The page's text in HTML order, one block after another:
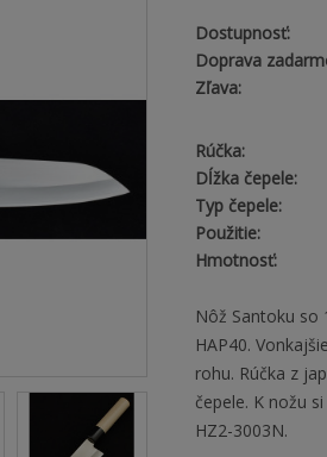
Dostupnosť:
Doprava
Zľava:
Rúčka:
Dĺžka čepele:
Typ čepele:
Použitie:
Hmotnosť:
Nôž Santoku so
HAP40.
rohu. Rúčka z
čepele. K nožu
HZ2-3003N.